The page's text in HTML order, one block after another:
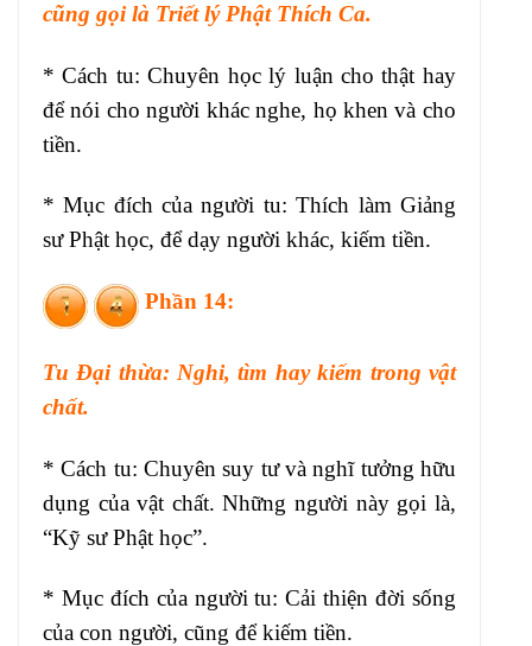
cũng gọi là Triết lý Phật Thích Ca.
* Cách tu: Chuyên học lý luận cho thật hay
để nói cho người khác nghe, họ khen và cho
tiền.
* Mục đích của người tu: Thích làm Giảng
sư Phật học, để dạy người khác, kiếm tiền.
Phần 14:
Tu Đại thừa: Nghi, tìm hay kiếm trong vật
chất.
* Cách tu: Chuyên suy tư và nghĩ tưởng hữu
dụng của vật chất. Những người này gọi là,
“Kỹ sư Phật học”.
* Mục đích của người tu: Cải thiện đời sống
của con người, cũng để kiếm tiền.